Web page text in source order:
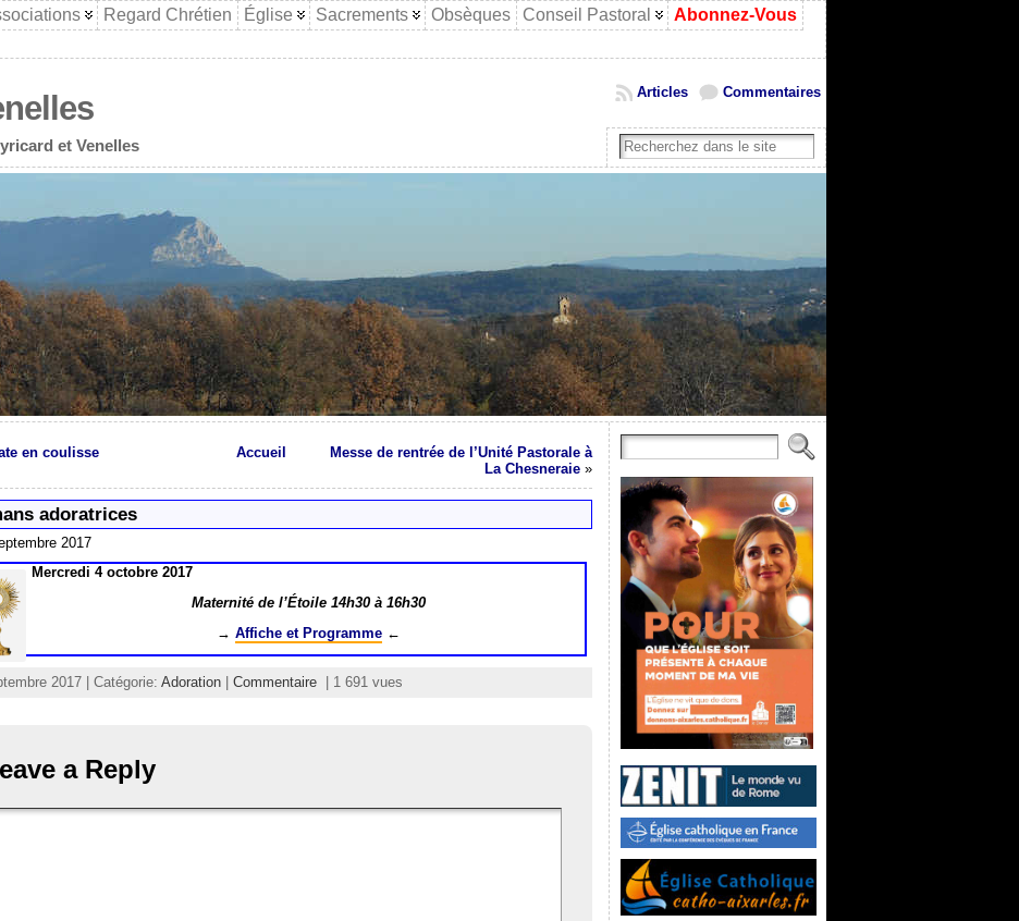
Regard Chrétien Église Sacrements Obsèques Conseil Pastoral
Abonnez-Vous
et Venelles
Commentaires
Articles
en coulisse Accueil
Messe de rentrée de l’Unité Pastorale à
La Chesneraie »
adoratrices
2017
Mercredi 4 octobre 2017
Maternité de l’Étoile 14h30 à 16h30
→ Affiche et Programme←
2017 | Catégorie: Adoration Commentaire | 1 691 vues
a Reply